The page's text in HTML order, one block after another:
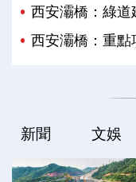
西安灞橋：綠道
西安灞橋：重點
新聞 文娛